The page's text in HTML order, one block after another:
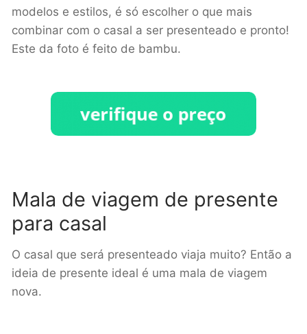
modelos e estilos, é só escolher o que mais
combinar com o casal a ser presenteado e pronto!
Este da foto é feito de bambu.
Mala de viagem de presente
para casal
O casal que será presenteado viaja muito? Então a
ideia de presente ideal é uma mala de viagem
nova.